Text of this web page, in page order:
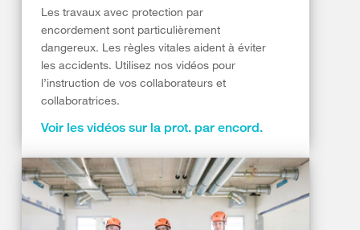
Les travaux avec protection par
encordement sont particulièrement
dangereux. Les règles vitales aident à éviter
les accidents. Utilisez nos vidéos pour
l’instruction de vos collaborateurs et
collaboratrices.
Voir les vidéos sur la prot. par encord.